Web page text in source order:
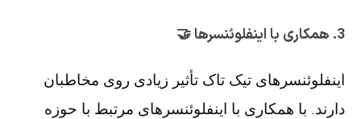
3. همکاری با اینفلوئنسرها 🤝
اینفلوئنسرهای تیک تاک تأثیر زیادی روی مخاطبان
دارند. با همکاری با اینفلوئنسرهای مرتبط با حوزه